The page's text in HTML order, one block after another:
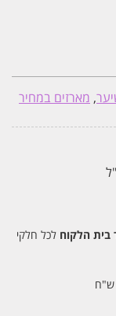
, מארזים במחיר
בית הלקוח לכל חלקי